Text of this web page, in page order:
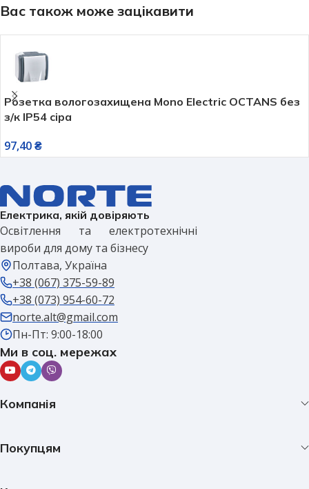
Вас також може зацікавити
Розетка вологозахищена Mono Electric OCTANS без
з/к IP54 сіра
97,40₴
Електрика, якій довіряють
Освітлення та електротехнічні
вироби для дому та бізнесу
Полтава, Україна
+38 (067) 375-59-89
+38 (073) 954-60-72
norte.alt@gmail.com
Пн-Пт: 9:00-18:00
Ми в соц. мережах
Компанія
Покупцям